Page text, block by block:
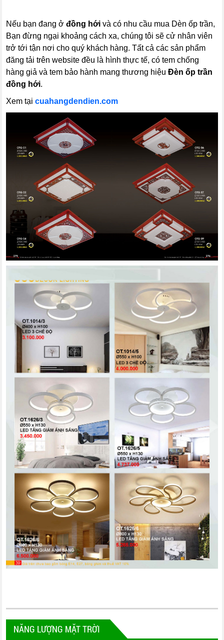
Nếu bạn đang ởđồng hới và có nhu cầu mua Dèn ốp trần,
Bạn đừng ngại khoảng cách xa, chúng tôi sẽ cử nhân viên
trở tới tận nơi cho quý khách hàng. Tất cả các sản phẩm
đăng tải trên website đều là hình thực tế, có tem chống
hàng giả và tem bảo hành mang thương hiệuĐèn ốp trần
đồng hới.
Xem tạicuahangdendien.com
NĂNG LƯỢNG MẶT TRỜI